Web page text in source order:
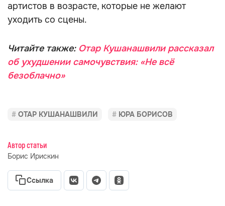
артистов в возрасте, которые не желают
уходить со сцены.
Читайте также: Отар Кушанашвили рассказал
об ухудшении самочувствия: «Не всё
безоблачно»
ОТАР КУШАНАШВИЛИ ЮРА БОРИСОВ
Автор статьи
Борис Ирискин
Ссылка